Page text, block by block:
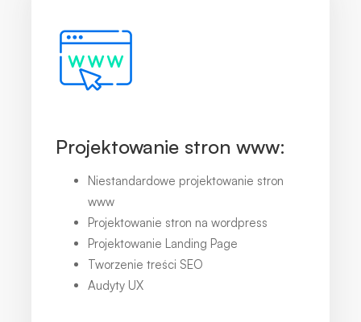
Projektowanie stron www:
Niestandardowe projektowanie stron
www
Projektowanie stron na wordpress
Projektowanie Landing Page
Tworzenie treści SEO
Audyty UX